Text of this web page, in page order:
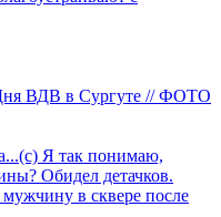
ВДВ в Сургуте // ФОТО
Я так понимаю,
Обидел детачков.
в сквере после